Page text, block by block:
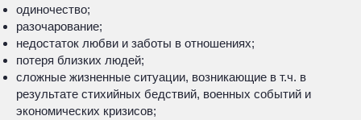
одиночество;
разочарование;
недостаток любви и заботы в отношениях;
потеря близких людей;
сложные жизненные ситуации, возникающие в т.ч. в
результате стихийных бедствий, военных событий и
экономических кризисов;